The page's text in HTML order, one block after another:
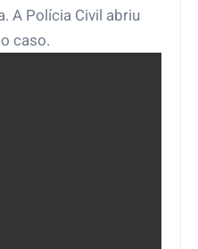
A Polícia Civil abriu
caso.